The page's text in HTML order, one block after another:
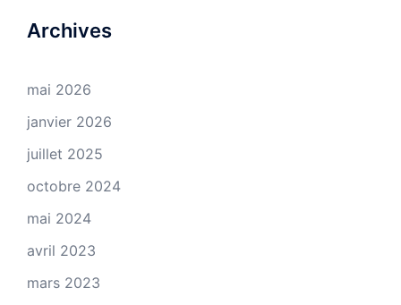
Archives
mai 2026
janvier 2026
juillet 2025
octobre 2024
mai 2024
avril 2023
mars 2023